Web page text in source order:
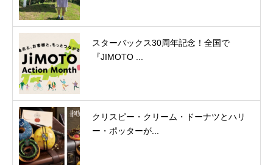
スターバックス30周年記念！全国で
『JIMOTO ...
クリスピー・クリーム・ドーナツとハリ
ー・ポッターが...